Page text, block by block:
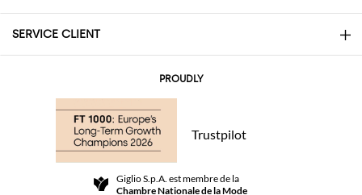
About
Community Store
SERVICE CLIENT
Retours et Remboursements
Termes et conditions générales de vente
PROUDLY
Trustpilot
Giglio S.p.A. est membre de la
Chambre Nationale de la Mode